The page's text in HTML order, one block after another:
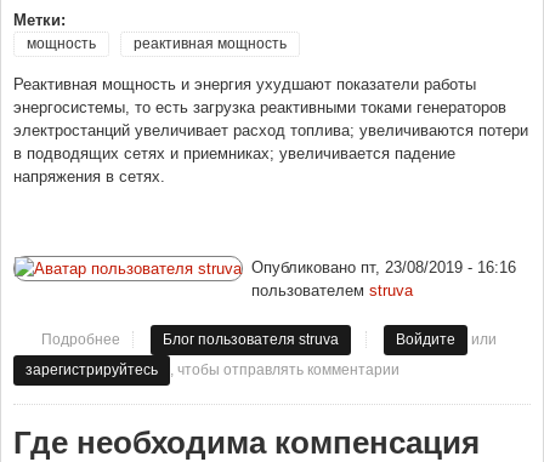
Метки:
мощность реактивная мощность
Реактивная мощность и энергия ухудшают показатели работы
энергосистемы, то есть загрузка реактивными токами генераторов
электростанций увеличивает расход топлива; увеличиваются потери
в подводящих сетях и приемниках; увеличивается падение
напряжения в сетях.
Опубликовано пт, 23/08/2019 - 16:16
пользователем struva
Подробнее о Для чего нужна компенсация реактивной мощности?
Блог пользователя struva Войдите
или
зарегистрируйтесь
, чтобы отправлять комментарии
Где необходима компенсация